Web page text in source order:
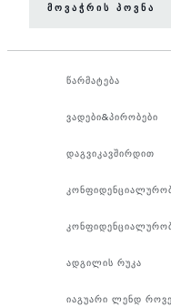
ᲛᲝᲕᲐᲭᲠᲘᲡ ᲞᲝᲕᲜᲐ
წარმატება
ვადები&პირობები
დაგვიკავშირდით
ადგილის რუკა
იაგუარი ლენდ